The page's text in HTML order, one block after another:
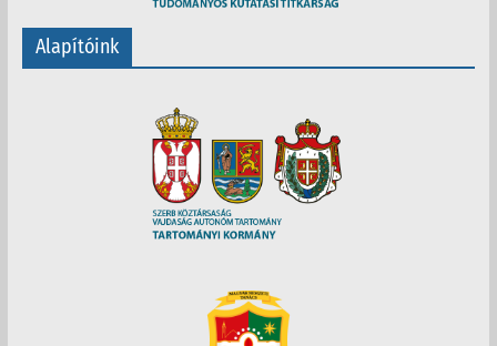
Alapítóink